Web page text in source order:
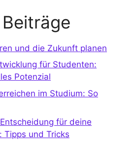
und die Zukunft planen
für Studenten:
Potenzial
im Studium: So
für deine
Tipps und Tricks